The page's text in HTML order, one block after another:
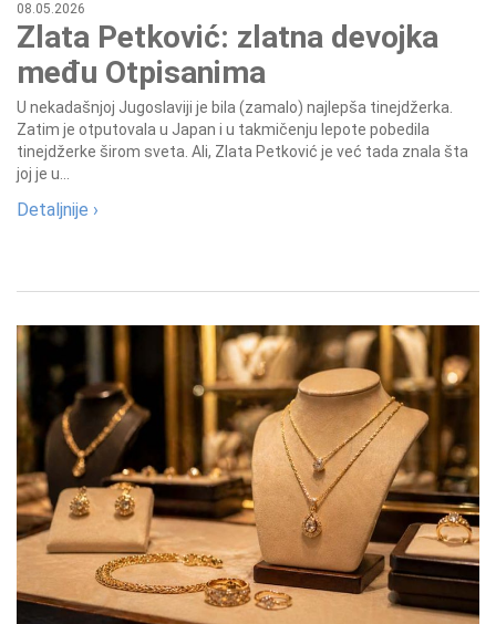
08.05.2026
Zlata Petković: zlatna devojka
među Otpisanima
U nekadašnjoj Jugoslaviji je bila (zamalo) najlepša tinejdžerka.
Zatim je otputovala u Japan i u takmičenju lepote pobedila
tinejdžerke širom sveta. Ali, Zlata Petković je već tada znala šta
joj je u...
Detaljnije ›